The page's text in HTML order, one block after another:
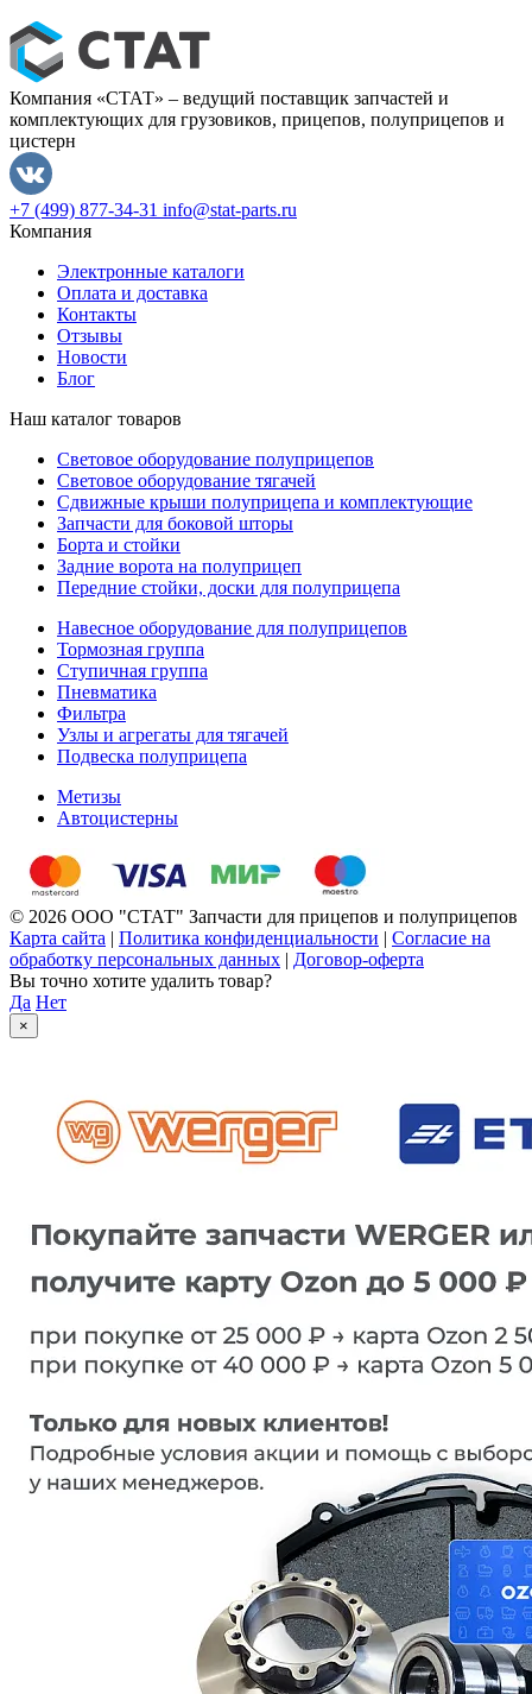
Компания «СТАТ» – ведущий поставщик запчастей и
комплектующих для грузовиков, прицепов, полуприцепов и
цистерн
+7 (499) 877-34-31 info@stat-parts.ru
Компания
Электронные каталоги
Оплата и доставка
Контакты
Отзывы
Новости
Блог
Наш каталог товаров
Световое оборудование полуприцепов
Световое оборудование тягачей
Сдвижные крыши полуприцепа и комплектующие
Запчасти для боковой шторы
Борта и стойки
Задние ворота на полуприцеп
Передние стойки, доски для полуприцепа
Навесное оборудование для полуприцепов
Тормозная группа
Ступичная группа
Пневматика
Фильтра
Узлы и агрегаты для тягачей
Подвеска полуприцепа
Метизы
Автоцистерны
© 2026 ООО "СТАТ" Запчасти для прицепов и полуприцепов
Карта сайта | Политика конфиденциальности | Согласие на
обработку персональных данных | Договор-оферта
Вы точно хотите удалить товар?
Да Нет
×